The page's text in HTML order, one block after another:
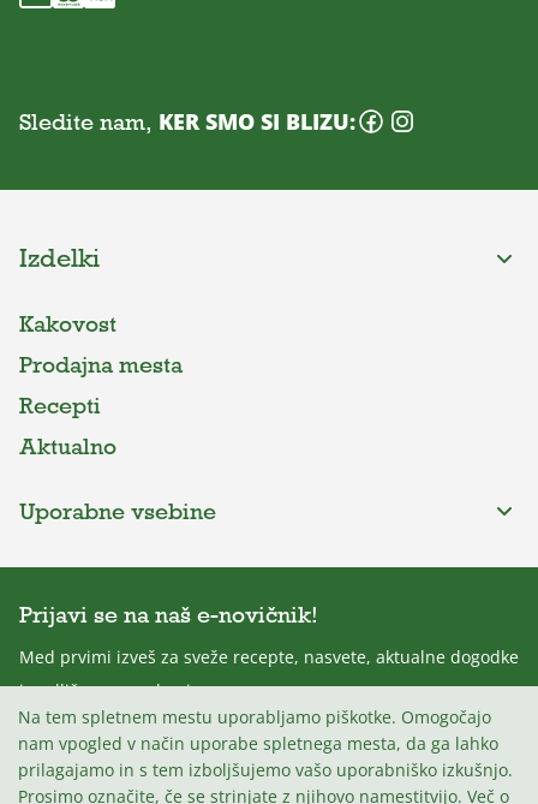
Sledite nam, KER SMO SI BLIZU:
Izdelki
Kakovost
Prodajna mesta
Recepti
Aktualno
Uporabne vsebine
Prijavi se na naš e-novičnik!
Med prvimi izveš za sveže recepte, nasvete, aktualne dogodke
in odlične nagradne igre.
Na tem spletnem mestu uporabljamo piškotke. Omogočajo
nam vpogled v način uporabe spletnega mesta, da ga lahko
prilagajamo in s tem izboljšujemo vašo uporabniško izkušnjo.
Prosimo označite, če se strinjate z njihovo namestitvijo. Več o